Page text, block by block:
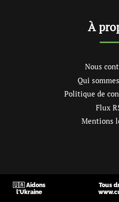
À
Nous
Qui
Politique de
Flux
Mentions
🇺🇦 Aidons
l'Ukraine
Tous